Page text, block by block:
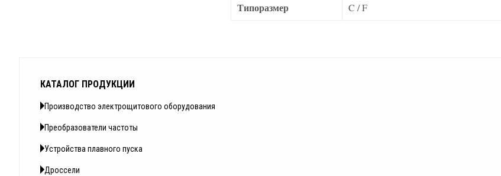
Типоразмер C / F
КАТАЛОГ ПРОДУКЦИИ
Производство электрощитового оборудования
Преобразователи частоты
Устройства плавного пуска
Дроссели